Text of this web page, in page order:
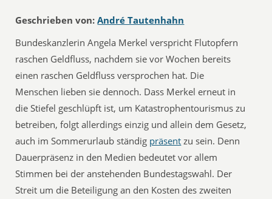
Geschrieben von: André Tautenhahn
Bundeskanzlerin Angela Merkel‬ verspricht Flutopfern
raschen Geldfluss, nachdem sie vor Wochen bereits
einen raschen Geldfluss versprochen hat. Die
Menschen lieben sie dennoch. Dass Merkel erneut in
die Stiefel geschlüpft ist, um Katastrophentourismus zu
betreiben, folgt allerdings einzig und allein dem Gesetz,
auch im Sommerurlaub ständig präsent zu sein. Denn
Dauerpräsenz in den Medien bedeutet vor allem
Stimmen bei der anstehenden Bundestagswahl. Der
Streit um die Beteiligung an den Kosten des zweiten